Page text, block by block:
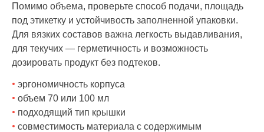
Помимо объема, проверьте способ подачи, площадь
под этикетку и устойчивость заполненной упаковки.
Для вязких составов важна легкость выдавливания,
для текучих — герметичность и возможность
дозировать продукт без подтеков.
эргономичность корпуса
объем 70 или 100 мл
подходящий тип крышки
совместимость материала с содержимым